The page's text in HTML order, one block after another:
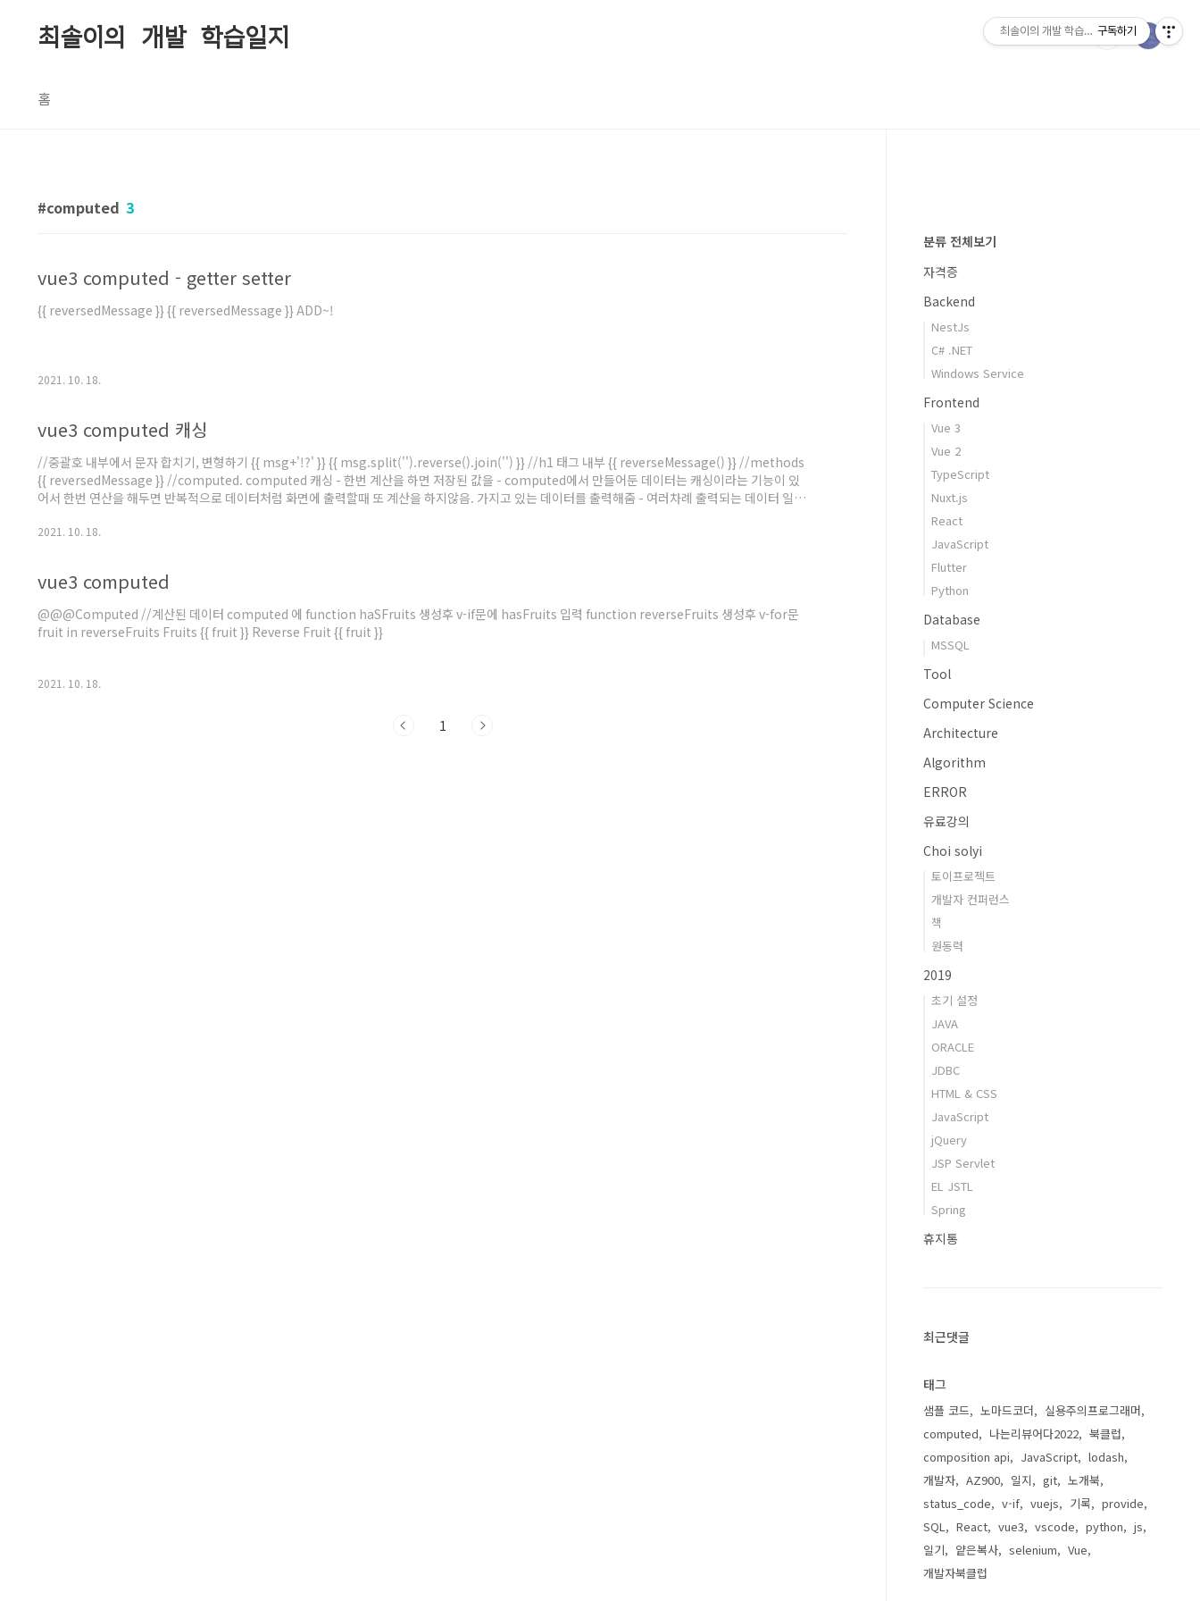
최솔이의 개발 학습일지
홈
computed 3
vue3 computed - getter setter
{{ reversedMessage }} {{ reversedMessage }} ADD~!
2021. 10. 18.
vue3 computed 캐싱
//중괄호 내부에서 문자 합치기, 변형하기 {{ msg+'!?' }} {{ msg.split('').reverse().join('') }} //h1 태그 내부 {{ reverseMessage() }} //methods
{{ reversedMessage }} //computed. computed 캐싱 - 한번 계산을 하면 저장된 값을 - computed에서 만들어둔 데이터는 캐싱이라는 기능이 있
어서 한번 연산을 해두면 반복적으로 데이터처럼 화면에 출력할때 또 계산을 하지않음. 가지고 있는 데이터를 출력해줌 - 여러차례 출력되는 데이터 일땐
computed 에는..
2021. 10. 18.
vue3 computed
@@@Computed //계산된 데이터 computed 에 function haSFruits 생성후 v-if문에 hasFruits 입력 function reverseFruits 생성후 v-for문
fruit in reverseFruits Fruits {{ fruit }} Reverse Fruit {{ fruit }}
2021. 10. 18.
1
분류 전체보기
자격증
Backend
NestJs
C# .NET
Windows Service
Frontend
Vue 3
Vue 2
TypeScript
Nuxt.js
React
JavaScript
Flutter
Python
Database
MSSQL
Tool
Computer Science
Architecture
Algorithm
ERROR
유료강의
Choi solyi
토이프로젝트
개발자 컨퍼런스
책
원동력
2019
초기 설정
JAVA
ORACLE
JDBC
HTML & CSS
JavaScript
jQuery
JSP Servlet
EL JSTL
Spring
휴지통
최근댓글
태그
샘플 코드 노마드코더
실용주의프로그래머
computed
나는리뷰어다2022
북클럽
composition api
JavaScript
lodash
개발자
AZ900 일지 git
노개북
status_code
v-if vuejs 기록
provide
SQL
React vue3 vscode python
js
일기
얕은복사 selenium
Vue
개발자북클럽
최솔이의 개발 학습일지구독하기